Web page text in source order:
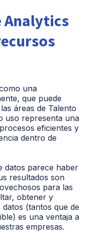
Analytics
una
que puede
áreas de Talento
uso representa una
eficientes y
dentro de
datos parece haber
resultados son
para las
obtener y
(tantos que de
es una ventaja a
empresas.